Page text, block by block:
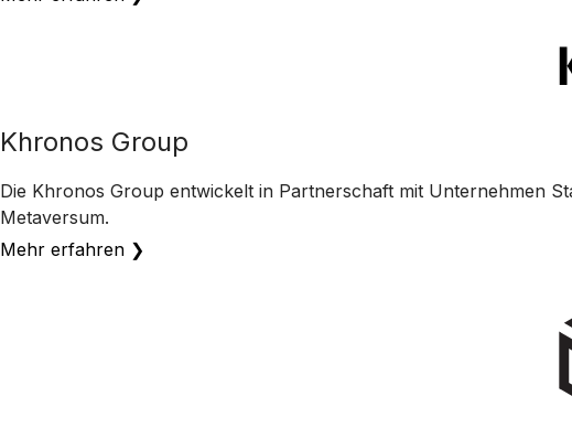
Khronos Group
Die Khronos Group entwickelt in Partnerschaft mit Unternehmen
Metaversum.
Mehr erfahren ❯